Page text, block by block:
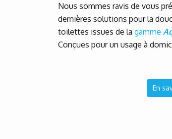
Nous sommes ravis de vous
dernières solutions pour la
toilettes issues de la gamme
Conçues pour un usage à
En